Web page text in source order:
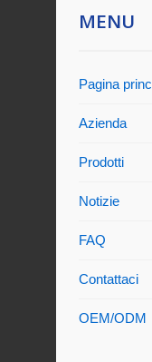
MENU
Pagina
Azienda
Prodotti
Notizie
FAQ
Contattaci
OEM/ODM